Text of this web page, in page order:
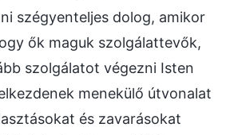
szégyenteljes dolog, amikor
ők maguk szolgálattevők,
szolgálatot végezni Isten
menekülő útvonalat
és zavarásokat